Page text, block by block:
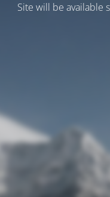
Site will be available